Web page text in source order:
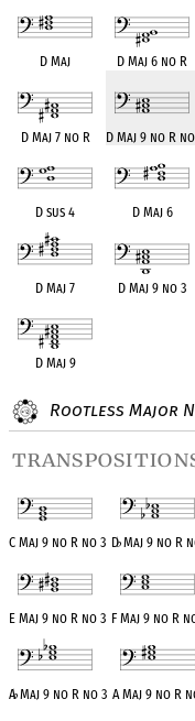
D Maj D Maj 6 no R
D Maj 7 no R D Maj 9 no R
D sus 4 D Maj 6
D Maj 7 D Maj 9 no 3
D Maj 9
Rootless Major
C Maj 9 no R no 3 D♭Maj 9 no R
E Maj 9 no R no 3 F Maj 9 no R
A♭Maj 9 no R no 3 A Maj 9 no R